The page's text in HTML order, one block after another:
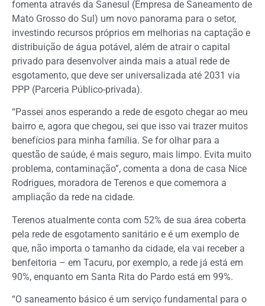
fomenta através da Sanesul (Empresa de Saneamento de
Mato Grosso do Sul) um novo panorama para o setor,
investindo recursos próprios em melhorias na captação e
distribuição de água potável, além de atrair o capital
privado para desenvolver ainda mais a atual rede de
esgotamento, que deve ser universalizada até 2031 via
PPP (Parceria Público-privada).
“Passei anos esperando a rede de esgoto chegar ao meu
bairro e, agora que chegou, sei que isso vai trazer muitos
benefícios para minha família. Se for olhar para a
questão de saúde, é mais seguro, mais limpo. Evita muito
problema, contaminação”, comenta a dona de casa Nice
Rodrigues, moradora de Terenos e que comemora a
ampliação da rede na cidade.
Terenos atualmente conta com 52% de sua área coberta
pela rede de esgotamento sanitário e é um exemplo de
que, não importa o tamanho da cidade, ela vai receber a
benfeitoria – em Tacuru, por exemplo, a rede já está em
90%, enquanto em Santa Rita do Pardo está em 99%.
“O saneamento básico é um serviço fundamental para o